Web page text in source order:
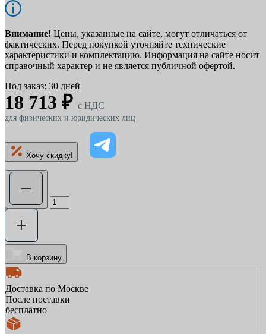
Внимание! Цены, указанные на сайте, могут отличаться от
фактических. Перед покупкой уточняйте технические
характеристики и комплектацию. Информация на сайте носит
справочный характер и не является публичной офертой.
Под заказ: 30 дней
18 713 ₽ c НДС
для физических и юридических лиц
Хочу скидку!
В корзину
Доставка по Москве
После поставки
бесплатно